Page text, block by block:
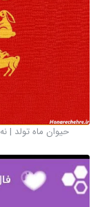
حیوان ماه تولد |